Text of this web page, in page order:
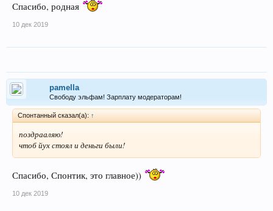
Спасибо, родная
10 дек 2019
pamella
Свободу эльфам! Зарплату модераторам!
Спонтанный сказал(а): ↑
поздрааляю!
чтоб йух стоял и деньги были!
Спасибо, Спонтик, это главное))
10 дек 2019